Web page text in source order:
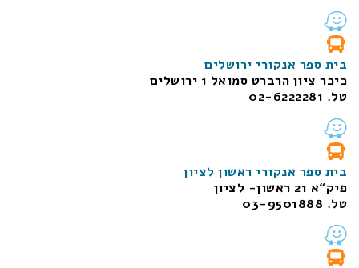
בית ספר אנקורי ירושלים
כיכר ציון הרברט סמואל 1
ירושלים
טל. 02-6222281
בית ספר אנקורי ראשון לציון
פיק“א 21 ראשון- לציון
טל. 03-9501888